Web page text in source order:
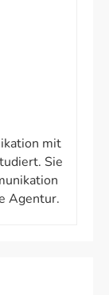
mit
Sie
Agentur.